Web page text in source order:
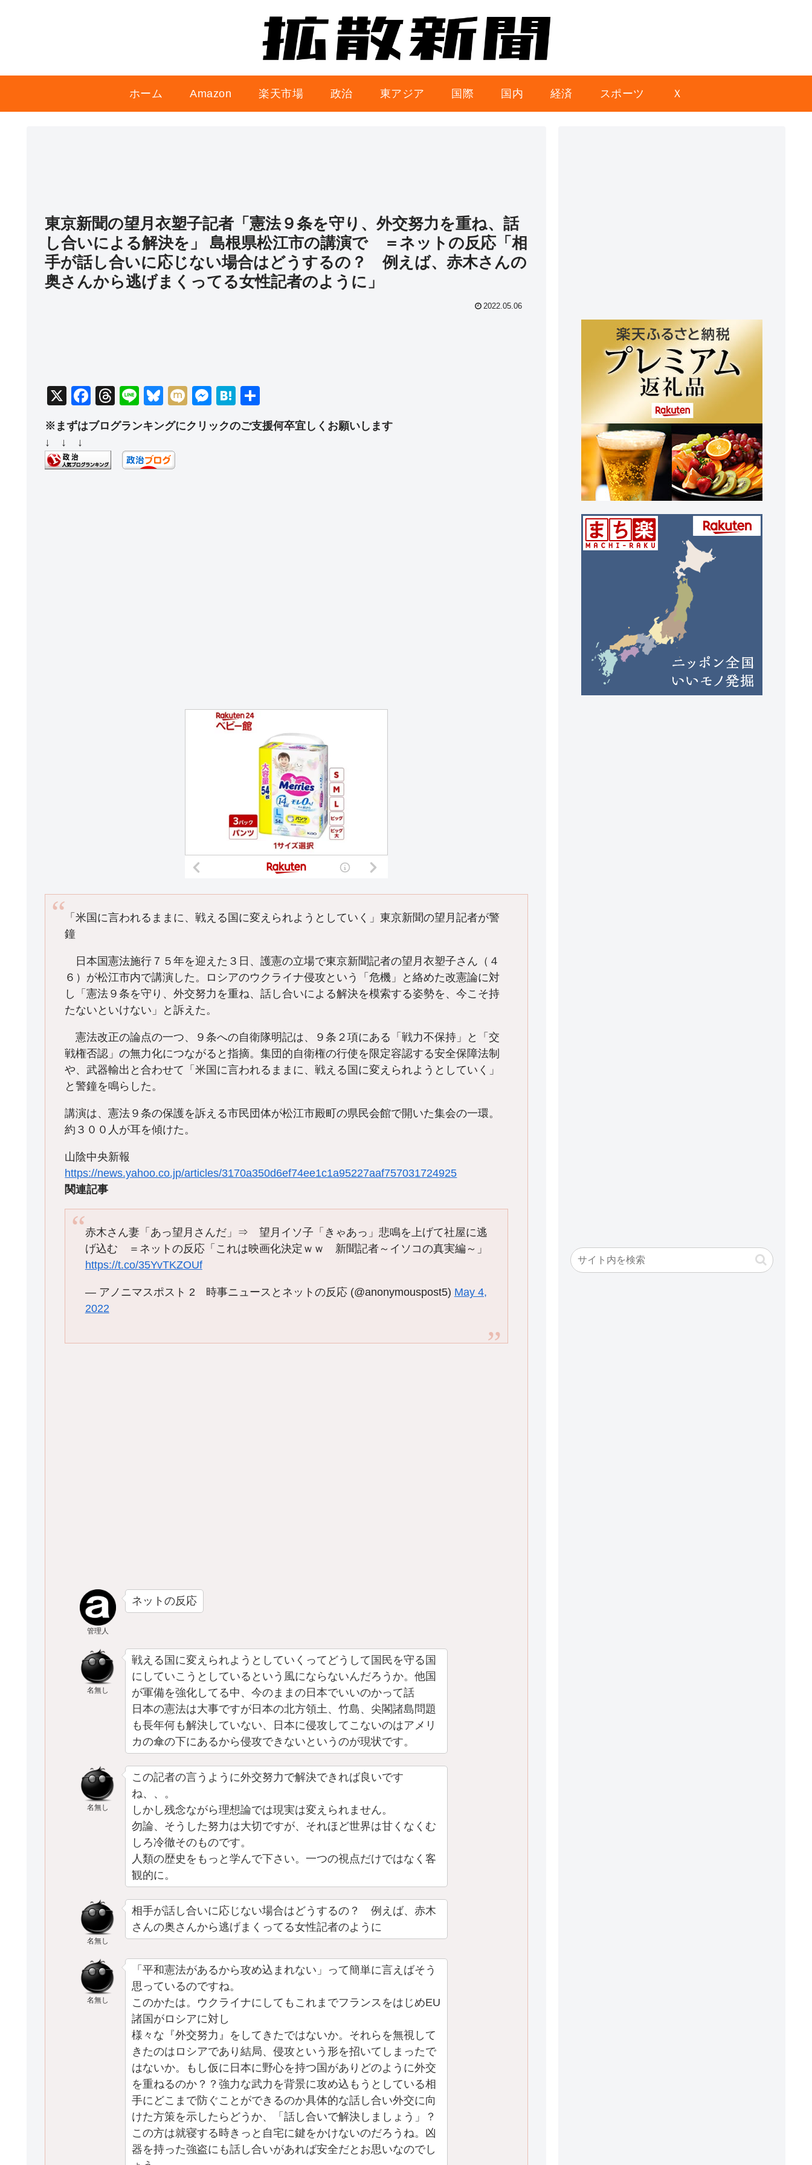
ホーム Amazon 楽天市場 政治 東アジア 国際 国内 経済 スポーツ Ｘ
東京新聞の望月衣塑子記者「憲法９条を守り、外交努力を重ね、話
し合いによる解決を」 島根県松江市の講演で ＝ネットの反応「相
手が話し合いに応じない場合はどうするの？ 例えば、赤木さんの
奥さんから逃げまくってる女性記者のように」
2022.05.06
X
F
a
c
e
b
T
hr
e
a
d
Li
e
Bl
e
sk
y
M
M
ss
H
e
有
※まずはブログランキングにクリックのご支援何卒宜しくお願いします
↓ ↓ ↓
「米国に言われるままに、戦える国に変えられようとしていく」東京新聞の望月記者が警
鐘
日本国憲法施行７５年を迎えた３日、護憲の立場で東京新聞記者の望月衣塑子さん（４
６）が松江市内で講演した。ロシアのウクライナ侵攻という「危機」と絡めた改憲論に対
し「憲法９条を守り、外交努力を重ね、話し合いによる解決を模索する姿勢を、今こそ持
たないといけない」と訴えた。
憲法改正の論点の一つ、９条への自衛隊明記は、９条２項にある「戦力不保持」と「交
戦権否認」の無力化につながると指摘。集団的自衛権の行使を限定容認する安全保障法制
や、武器輸出と合わせて「米国に言われるままに、戦える国に変えられようとしていく」
と警鐘を鳴らした。
講演は、憲法９条の保護を訴える市民団体が松江市殿町の県民会館で開いた集会の一環。
約３００人が耳を傾けた。
山陰中央新報
https://news.yahoo.co.jp/articles/3170a350d6ef74ee1c1a95227aaf757031724925
関連記事
赤木さん妻「あっ望月さんだ」⇒ 望月イソ子「きゃあっ」悲鳴を上げて社屋に逃
げ込む ＝ネットの反応「これは映画化決定ｗｗ 新聞記者～イソコの真実編～」
https://t.co/35YvTKZOUf
— アノニマスポスト 2 時事ニュースとネットの反応 (@anonymouspost5) May 4,
2022
管理人
ネットの反応
名無し
戦える国に変えられようとしていくってどうして国民を守る国
にしていこうとしているという風にならないんだろうか。他国
が軍備を強化してる中、今のままの日本でいいのかって話
日本の憲法は大事ですが日本の北方領土、竹島、尖閣諸島問題
も長年何も解決していない、日本に侵攻してこないのはアメリ
カの傘の下にあるから侵攻できないというのが現状です。
名無し
この記者の言うように外交努力で解決できれば良いです
ね、、。
しかし残念ながら理想論では現実は変えられません。
勿論、そうした努力は大切ですが、それほど世界は甘くなくむ
しろ冷徹そのものです。
人類の歴史をもっと学んで下さい。一つの視点だけではなく客
観的に。
名無し
相手が話し合いに応じない場合はどうするの？ 例えば、赤木
さんの奥さんから逃げまくってる女性記者のように
名無し
「平和憲法があるから攻め込まれない」って簡単に言えばそう
思っているのですね。
このかたは。ウクライナにしてもこれまでフランスをはじめEU
諸国がロシアに対し
様々な『外交努力』をしてきたではないか。それらを無視して
きたのはロシアであり結局、侵攻という形を招いてしまったで
はないか。もし仮に日本に野心を持つ国がありどのように外交
を重ねるのか？？強力な武力を背景に攻め込もうとしている相
手にどこまで防ぐことができるのか具体的な話し合い外交に向
けた方策を示したらどうか、「話し合いで解決しましょう」？
この方は就寝する時きっと自宅に鍵をかけないのだろうね。凶
器を持った強盗にも話し合いがあれば安全だとお思いなのでし